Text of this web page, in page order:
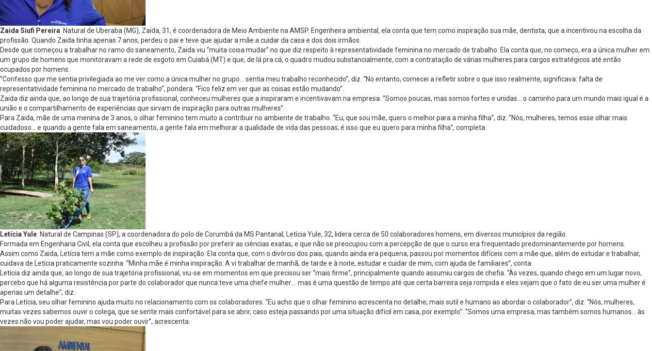
Zaida Siufi Pereira . Natural de Uberaba (MG), Zaida, 31, é coordenadora de Meio Ambiente na AMSP. Engenheira ambiental, ela conta que tem como inspiração sua mãe, dentista, que a incentivou na escolha da
profissão. Quando Zaida tinha apenas 7 anos, perdeu o pai e teve que ajudar a mãe a cuidar da casa e dos dois irmãos.
Desde que começou a trabalhar no ramo do saneamento, Zaida viu “muita coisa mudar” no que diz respeito à representatividade feminina no mercado de trabalho. Ela conta que, no começo, era a única mulher em
um grupo de homens que monitoravam a rede de esgoto em Cuiabá (MT) e que, de lá pra cá, o quadro mudou substancialmente, com a contratação de várias mulheres para cargos estratégicos até então
ocupados por homens.
“Confesso que me sentia privilegiada ao me ver como a única mulher no grupo… sentia meu trabalho reconhecido”, diz. “No entanto, comecei a refletir sobre o que isso realmente, significava: falta de
representatividade feminina no mercado de trabalho”, pondera. “Fico feliz em ver que as coisas estão mudando”.
Zaida diz ainda que, ao longo de sua trajetória profissional, conheceu mulheres que a inspiraram e incentivavam na empresa. “Somos poucas, mas somos fortes e unidas… o caminho para um mundo mais igual é a
união e o compartilhamento de experiências que sirvam de inspiração para outras mulheres”.
Para Zaida, mãe de uma menina de 3 anos, o olhar feminino tem muito a contribuir no ambiente de trabalho. “Eu, que sou mãe, quero o melhor para a minha filha”, diz. “Nós, mulheres, temos esse olhar mais
cuidadoso… e quando a gente fala em saneamento, a gente fala em melhorar a qualidade de vida das pessoas; é isso que eu quero para minha filha”, completa.
Letícia Yule . Natural de Campinas (SP), a coordenadora do polo de Corumbá da MS Pantanal, Letícia Yule, 32, lidera cerca de 50 colaboradores homens, em diversos municípios da região.
Formada em Engenharia Civil, ela conta que escolheu a profissão por preferir as ciências exatas, e que não se preocupou com a percepção de que o curso era frequentado predominantemente por homens.
Assim como Zaida, Letícia tem a mãe como exemplo de inspiração. Ela conta que, com o divórcio dos pais, quando ainda era pequena, passou por momentos difíceis com a mãe que, além de estudar e trabalhar,
cuidava de Letícia praticamente sozinha. “Minha mãe é minha inspiração. A vi trabalhar de manhã, de tarde e à noite, estudar e cuidar de mim, com ajuda de familiares”, conta.
Letícia diz ainda que, ao longo de sua trajetória profissional, viu-se em momentos em que precisou ser “mais firme”, principalmente quando assumiu cargos de chefia. “Às vezes, quando chego em um lugar novo,
percebo que há alguma resistência por parte do colaborador que nunca teve uma chefe mulher…. mas é uma questão de tempo até que certa barreira seja rompida e eles vejam que o fato de eu ser uma mulher é
apenas um detalhe”, diz.
Para Letícia, seu olhar feminino ajuda muito no relacionamento com os colaboradores. “Eu acho que o olhar feminino acrescenta no detalhe; mais sutil e humano ao abordar o colaborador”, diz. “Nós, mulheres,
muitas vezes sabemos ouvir o colega, que se sente mais confortável para se abrir, caso esteja passando por uma situação difícil em casa, por exemplo”. “Somos uma empresa, mas também somos humanos… às
vezes não vou poder ajudar, mas vou poder ouvir”, acrescenta.